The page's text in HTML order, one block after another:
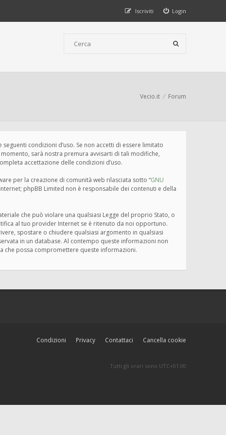
Login
Iscriviti
Vecio.it Forum
seguenti condizioni d’uso. Se non accetti di essere limitato
sarà nostra premura avvisarti di tali modifiche,
accettazione delle condizioni d’uso.
per la creazione di comunità web rilasciata sotto “GNU
phpBB Limited non è responsabile dei contenuti e della
che può violare una qualsiasi Legge del proprio Stato, o
al tuo provider Internet se è ritenuto da noi opportuno.
spostare o chiudere qualsiasi argomento in qualsiasi
in un database. Al contempo queste informazioni non
che possa compromettere queste informazioni.
Cancella cookie
Contattaci
Privacy
Condizioni
Tutti gli orari sono UTC+01:00